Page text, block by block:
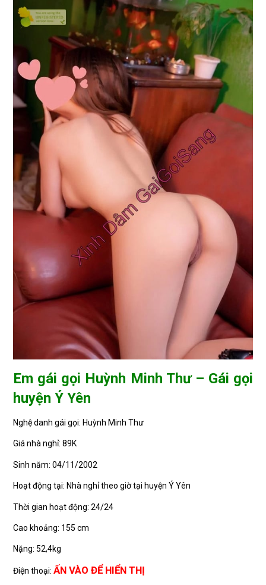
Em gái gọi Huỳnh Minh Thư – Gái gọi
huyện Ý Yên
Nghệ danh gái gọi: Huỳnh Minh Thư
Giá nhà nghỉ: 89K
Sinh năm: 04/11/2002
Hoạt động tại: Nhà nghỉ theo giờ tại huyện Ý Yên
Thời gian hoạt động: 24/24
Cao khoảng: 155 cm
Nặng: 52,4kg
Điện thoại:ẤN VÀO ĐỂ HIỂN THỊ